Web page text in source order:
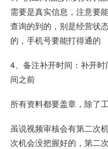
需要是真实信息，注意要
查询的到的，别是经营状
的，手机号要能打得通的
4、备注补开时间：补开
间之前
所有资料都要盖章，除了工
虽说视频审核会有第二次
次机会没把握好的，第二